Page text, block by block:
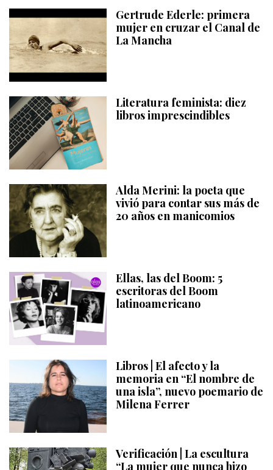
Gertrude Ederle: primera
mujer en cruzar el Canal de
La Mancha
Literatura feminista: diez
libros imprescindibles
Alda Merini: la poeta que
vivió para contar sus más de
20 años en manicomios
Ellas, las del Boom: 5
escritoras del Boom
latinoamericano
Libros | El afecto y la
memoria en “El nombre de
una isla”, nuevo poemario de
Milena Ferrer
Verificación | La escultura
“La mujer que nunca hizo